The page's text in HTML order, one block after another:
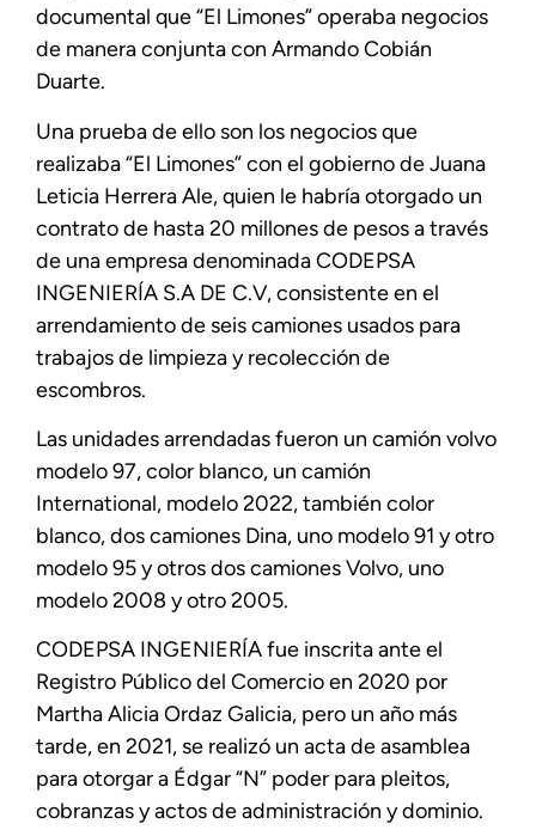
documental que “El Limones” operaba negocios
de manera conjunta con Armando Cobián
Duarte.
Una prueba de ello son los negocios que
realizaba “El Limones” con el gobierno de Juana
Leticia Herrera Ale, quien le habría otorgado un
contrato de hasta 20 millones de pesos a través
de una empresa denominada CODEPSA
INGENIERÍA S.A DE C.V, consistente en el
arrendamiento de seis camiones usados para
trabajos de limpieza y recolección de
escombros.
Las unidades arrendadas fueron un camión volvo
modelo 97, color blanco, un camión
International, modelo 2022, también color
blanco, dos camiones Dina, uno modelo 91 y otro
modelo 95 y otros dos camiones Volvo, uno
modelo 2008 y otro 2005.
CODEPSA INGENIERÍA fue inscrita ante el
Registro Público del Comercio en 2020 por
Martha Alicia Ordaz Galicia, pero un año más
tarde, en 2021, se realizó un acta de asamblea
para otorgar a Édgar “N” poder para pleitos,
cobranzas y actos de administración y dominio.